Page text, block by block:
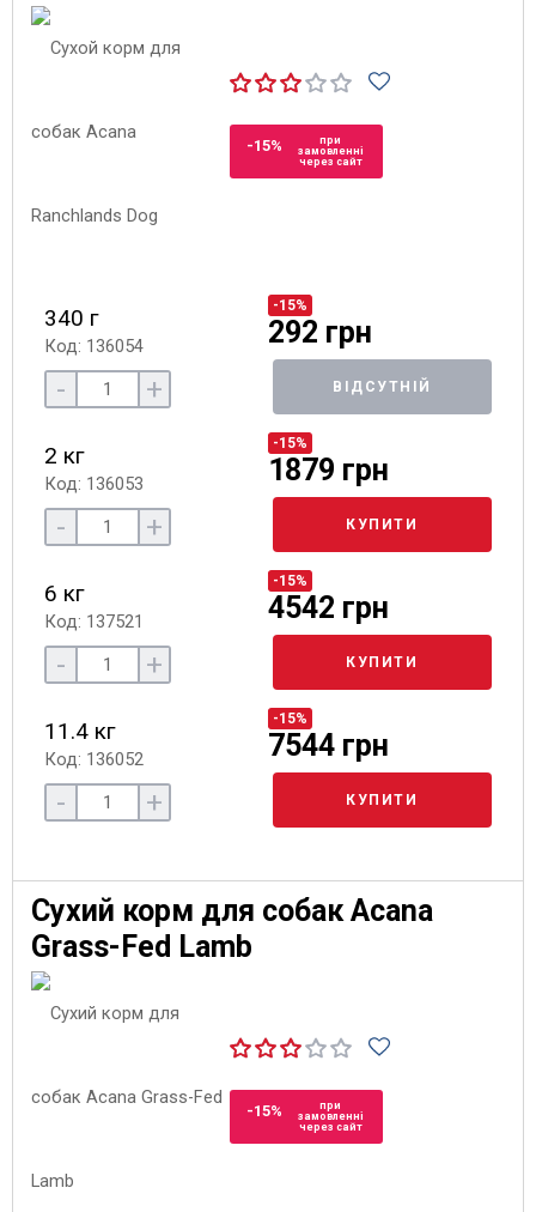
-15%
при
замовленні
через сайт
340 г
Код: 136054
-15%
292 грн
- + ВІДСУТНІЙ
2 кг
Код: 136053
-15%
1879 грн
- + КУПИТИ
6 кг
Код: 137521
-15%
4542 грн
- + КУПИТИ
11.4 кг
Код: 136052
-15%
7544 грн
- + КУПИТИ
Сухий корм для собак Acana
Grass-Fed Lamb
-15%
при
замовленні
через сайт